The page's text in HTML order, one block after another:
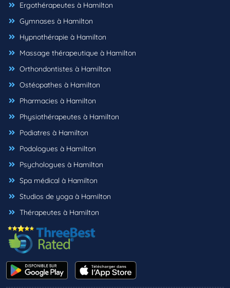
Ergothérapeutes à Hamilton
Gymnases à Hamilton
Hypnothérapie à Hamilton
Massage thérapeutique à Hamilton
Orthondontistes à Hamilton
Ostéopathes à Hamilton
Pharmacies à Hamilton
Physiothérapeutes à Hamilton
Podiatres à Hamilton
Podologues à Hamilton
Psychologues à Hamilton
Spa médical à Hamilton
Studios de yoga à Hamilton
Thérapeutes à Hamilton